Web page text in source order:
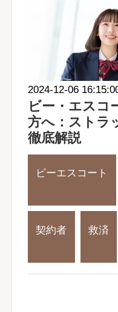
2024-12-06
ビー・エスコ
方へ：ストラ
徹底解説
ビーエスコート
契約者 救済